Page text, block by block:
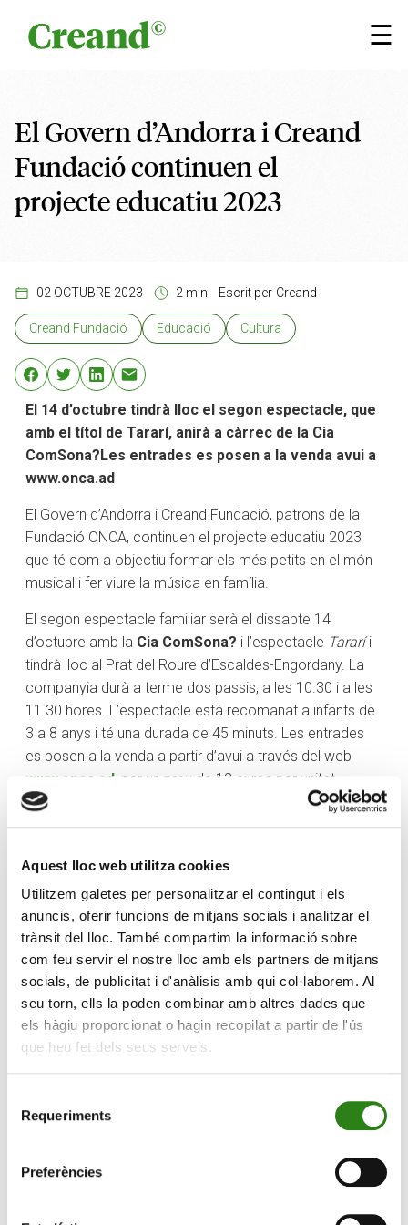
Aquest lloc web utilitza cookies
Utilitzem galetes per personalitzar el contingut i els
anuncis, oferir funcions de mitjans socials i analitzar el
trànsit del lloc. També compartim la informació sobre
com feu servir el nostre lloc amb els partners de mitjans
socials, de publicitat i d'anàlisis amb qui col·laborem. Al
seu torn, ells la poden combinar amb altres dades que
els hàgiu proporcionat o hagin recopilat a partir de l'ús
que heu fet dels seus serveis.
Requeriments
Preferències
☰
×
El Govern d’Andorra i Creand
Fundació continuen el
projecte educatiu 2023
02 OCTUBRE 2023 2 min Escrit per Creand
Creand Fundació Educació Cultura
El 14 d’octubre tindrà lloc el segon espectacle, que
amb el títol de Tararí, anirà a càrrec de la Cia
ComSona?Les entrades es posen a la venda avui a
www.onca.ad
El Govern d’Andorra i Creand Fundació, patrons de la
Fundació ONCA, continuen el projecte educatiu 2023
que té com a objectiu formar els més petits en el món
musical i fer viure la música en família.
El segon espectacle familiar serà el dissabte 14
d’octubre amb la Cia ComSona? i l’espectacle Tararíi
tindrà lloc al Prat del Roure d’Escaldes-Engordany. La
companyia durà a terme dos passis, a les 10.30 i a les
11.30 hores. L’espectacle està recomanat a infants de
3 a 8 anys i té una durada de 45 minuts. Les entrades
es posen a la venda a partir d’avui a través del web
www.onca.ad , per un preu de 12 euros per unitat
familiar d’un màxim de 4 persones.
tres intèrprets en escena, pensat i dissenyat per
seus familiars. La música actua en tot moment com a
eix vertebrador de l’espectacle. Segons Elena Pereta,
membre de la companyia, “A l’escena trobem tres
personatges que emprenen un camí i un viatge junts on
cada acció o gag precedeix un tema musical diferent.
Tota la música és interpretada en rigorós directe amb
una gran part d’ actingi de llenguatge clown per part
(violoncel, baix elèctric i veu) i la mateixa Elena Pereta
) son els protagonistes de la proposta
ambientació, de Pablo Paz.
Tots els espectacles de la Cia ComSona? han desfilat